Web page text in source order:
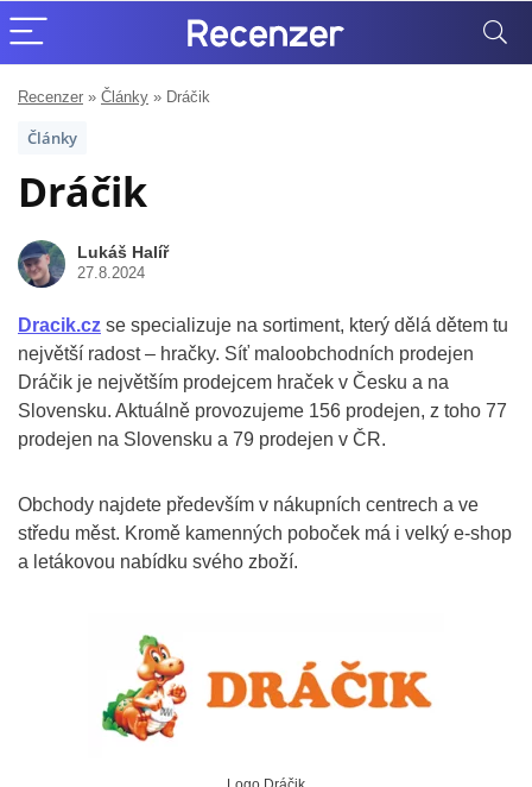
Recenzer » Články » Dráčik
Články
Dráčik
Lukáš Halíř
27.8.2024
Dracik.cz se specializuje na sortiment, který dělá dětem tu
největší radost – hračky. Síť maloobchodních prodejen
Dráčik je největším prodejcem hraček v Česku a na
Slovensku. Aktuálně provozujeme 156 prodejen, z toho 77
prodejen na Slovensku a 79 prodejen v ČR.
Obchody najdete především v nákupních centrech a ve
středu měst. Kromě kamenných poboček má i velký e-shop
a letákovou nabídku svého zboží.